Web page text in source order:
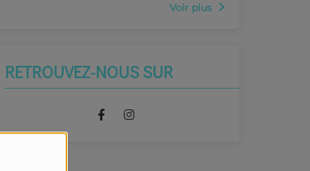
Voir plus
RETROUVEZ-NOUS SUR